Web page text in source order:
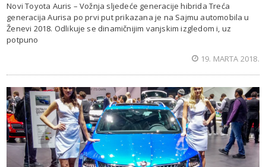
Novi Toyota Auris – Vožnja sljedeće generacije hibrida Treća
generacija Aurisa po prvi put prikazana je na Sajmu automobila u
Ženevi 2018. Odlikuje se dinamičnijim vanjskim izgledom i, uz
potpuno
19. MARTA 2018.